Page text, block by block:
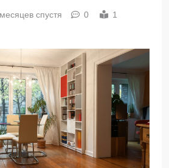
спустя 0
1